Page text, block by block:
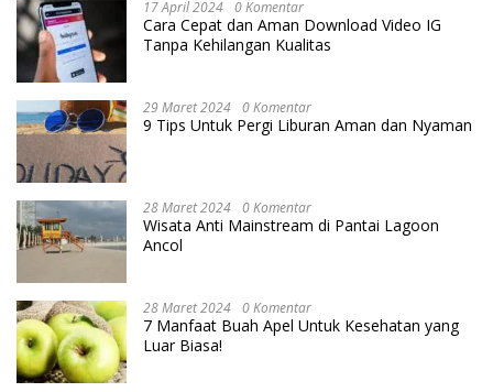
17 April 2024 0 Komentar
Cara Cepat dan Aman Download Video IG
Tanpa Kehilangan Kualitas
29 Maret 2024 0 Komentar
9 Tips Untuk Pergi Liburan Aman dan Nyaman
28 Maret 2024 0 Komentar
Wisata Anti Mainstream di Pantai Lagoon
Ancol
28 Maret 2024 0 Komentar
7 Manfaat Buah Apel Untuk Kesehatan yang
Luar Biasa!